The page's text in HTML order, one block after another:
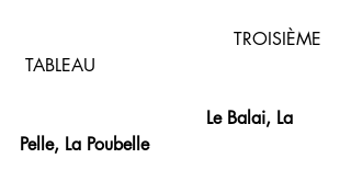
TABLEAU
Le Balai, La
Pelle, La Poubelle